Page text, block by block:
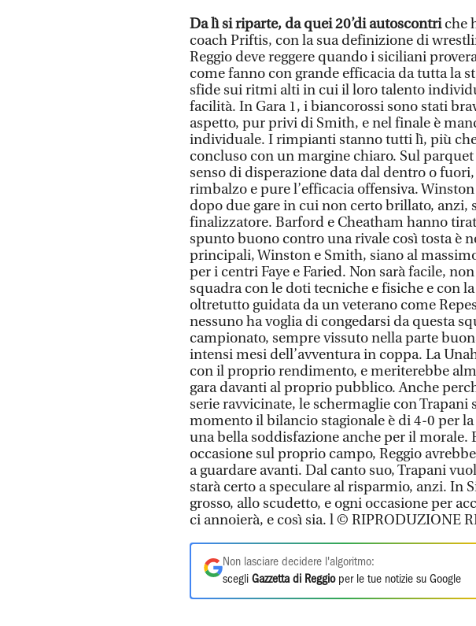
Da lì si riparte, da quei 20’di autoscontriche
coach Priftis, con la sua definizione di
Reggio deve reggere quando i siciliani
come fanno con grande efficacia da tutta la
sfide sui ritmi alti in cui il loro talento
facilità. In Gara 1, i biancorossi sono stati
aspetto, pur privi di Smith, e nel finale è
individuale. I rimpianti stanno tutti lì, più
concluso con un margine chiaro. Sul
senso di disperazione data dal dentro o
rimbalzo e pure l’efficacia offensiva.
dopo due gare in cui non certo brillato, anzi,
finalizzatore. Barford e Cheatham hanno
spunto buono contro una rivale così tosta è
principali, Winston e Smith, siano al
per i centri Faye e Faried. Non sarà facile,
squadra con le doti tecniche e fisiche e con
oltretutto guidata da un veterano come
nessuno ha voglia di congedarsi da questa
campionato, sempre vissuto nella parte
intensi mesi dell’avventura in coppa. La
con il proprio rendimento, e meriterebbe
gara davanti al proprio pubblico. Anche
serie ravvicinate, le schermaglie con Trapani
momento il bilancio stagionale è di 4-0 per
una bella soddisfazione anche per il morale.
occasione sul proprio campo, Reggio
a guardare avanti. Dal canto suo, Trapani
starà certo a speculare al risparmio, anzi. In
grosso, allo scudetto, e ogni occasione per
ci annoierà, e così sia. l © RIPRODUZIONE
Non lasciare decidere l'algoritmo:
scegli Gazzetta di Reggioper le tue notizie su Google